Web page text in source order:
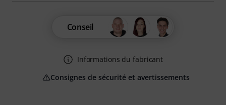
Conseil
Informations du fabricant
Consignes de sécurité et avertissements